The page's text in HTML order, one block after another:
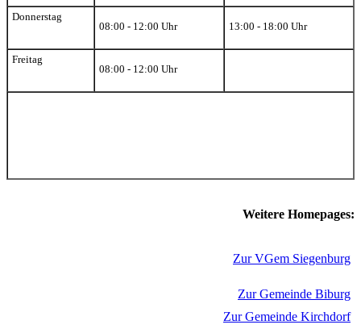
Donnerstag
08:00 - 12:00 Uhr
13:00 - 18:00 Uhr
Freitag
08:00 - 12:00 Uhr
Weitere Homepages:
Zur VGem Siegenburg
Zur Gemeinde Biburg
Zur Gemeinde Kirchdorf